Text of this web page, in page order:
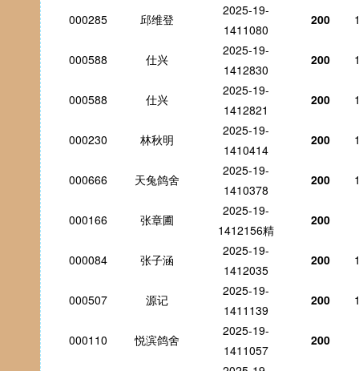
000285 邱维登
2025-19-
1411080
200
000588 仕兴
2025-19-
1412830
200
000588 仕兴
2025-19-
1412821
200
000230 林秋明
2025-19-
1410414
200
000666 天兔鸽舍
2025-19-
1410378
200
000166 张章圃
2025-19-
1412156精
200
000084 张子涵
2025-19-
1412035
200
000507 源记
2025-19-
1411139
200
000110 悦滨鸽舍
2025-19-
1411057
200